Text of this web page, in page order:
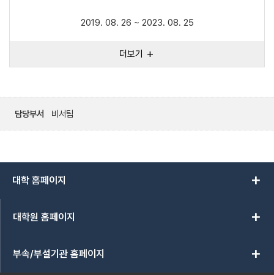
2019. 08. 26 ~ 2023. 08. 25
더보기 add
담당부서 비서팀
대학 홈페이지 add
대학원 홈페이지 add
부속/부설기관 홈페이지 add